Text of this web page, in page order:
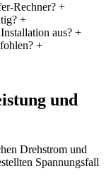
Rechner? +
+
aus? +
+
und
Drehstrom und
Spannungsfall